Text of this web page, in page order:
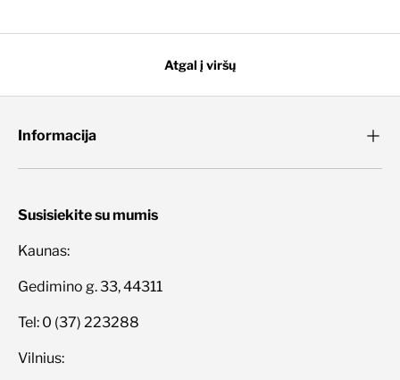
Atgal į viršų
Informacija
Susisiekite su mumis
Kaunas:
Gedimino g. 33, 44311
Tel: 0 (37) 223288
Vilnius: